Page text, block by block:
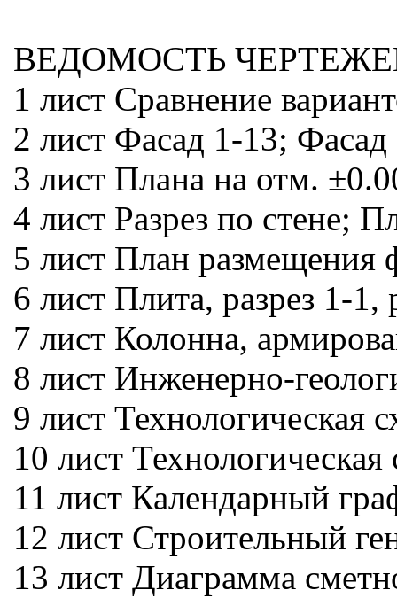
ВЕДОМОСТЬ
1 лист Сравнение
2 лист Фасад 1-13;
3 лист Плана на отм.
4 лист Разрез по стене;
5 лист План размещения
6 лист Плита, разрез 1-
7 лист Колонна,
8 лист Инженерно-
9 лист Технологическая
10 лист
11 лист Календарный
12 лист Строительный
13 лист Диаграмма